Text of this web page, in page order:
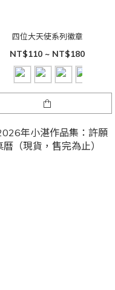
四位大天使系列徽章
NT$110 ~ NT$180